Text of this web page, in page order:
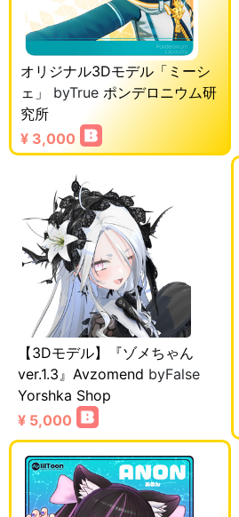
オリジナル3Dモデル「ミーシ
ェ」
byTrue ポンデロニウム研
究所
¥ 3,000
【3Dモデル】『ゾメちゃん
ver.1.3』Avzomend byFalse
Yorshka Shop
¥ 5,000